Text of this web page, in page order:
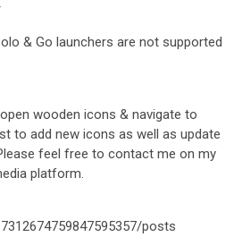
& Go launchers are not supported
wooden icons & navigate to
to add new icons as well as update
feel free to contact me on my
platform.
posts